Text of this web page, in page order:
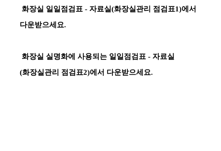
화장실 일일점검표 - 자료실(화장실관리 점검표1)에서
다운받으세요.
화장실 실명화에 사용되는 일일점검표 - 자료실
(화장실관리 점검표2)에서 다운받으세요.